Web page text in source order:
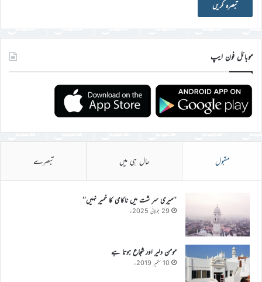
موبائل فون ایپ
مقبول حال ہی میں تبصرے
’’میری سر شت میں ناکامی کا خمیر نہیں‘‘
29 جولائی 2025ء
مومن دلیر اور شجاع ہوتا ہے
10 ستمبر 2019ء